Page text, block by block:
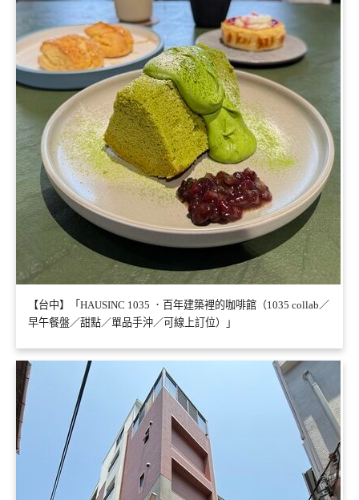
【台中】「HAUSINC 1035 ．百年建築裡的咖啡館（1035 collab／
早午餐盤／甜點／單品手沖／可線上訂位）」